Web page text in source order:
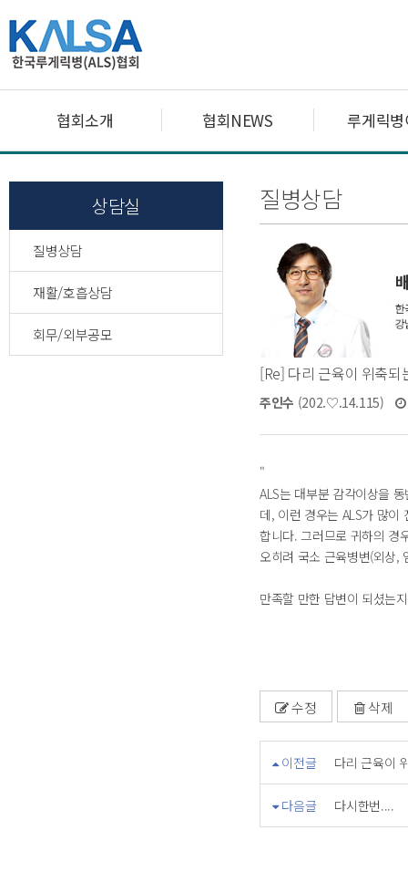
협회소개 협회NEWS 루게릭
상담실
질병상담
재활/호흡상담
회무/외부공모
질병상담
[Re] 다리 근육이 위축되
주인수 (202.♡.14.115)
"
ALS는 대부분 감각이상을
데, 이런 경우는 ALS가 많
합니다. 그러므로 귀하의 경
오히려 국소 근육병변(외상,
만족할 만한 답변이 되셨는
수정 삭제
이전글 다리 근육이
다음글 다시한번....